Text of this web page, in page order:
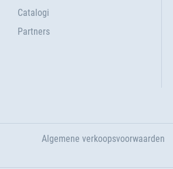
Catalogi
Partners
Algemene verkoopsvoorwaarden